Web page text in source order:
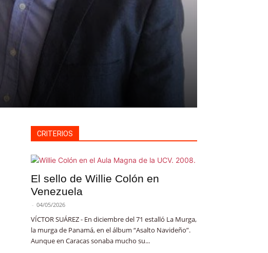
CRITERIOS
El sello de Willie Colón en
Venezuela
- 04/05/2026
VÍCTOR SUÁREZ - En diciembre del 71 estalló La Murga,
la murga de Panamá, en el álbum “Asalto Navideño”.
Aunque en Caracas sonaba mucho su...